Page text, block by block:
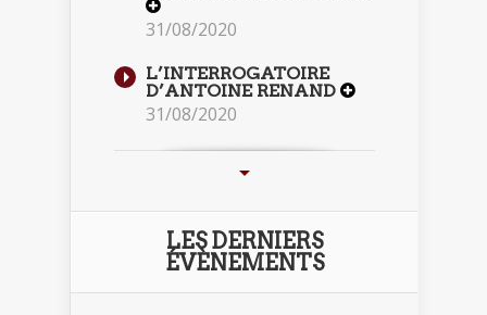
31/08/2020
L’INTERROGATOIRE
D’ANTOINE RENAND
31/08/2020
LES DERNIERS
ÉVÈNEMENTS